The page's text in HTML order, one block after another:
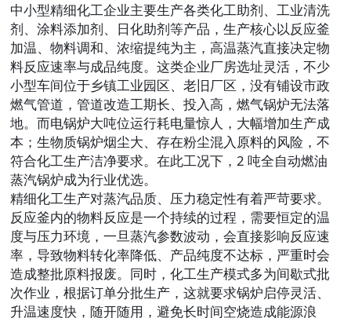
中小型精细化工企业主要生产各类化工助剂、工业清洗
剂、涂料添加剂、日化助剂等产品，生产核心以反应釜
加温、物料调和、浓缩提纯为主，高温蒸汽直接决定物
料反应速率与成品纯度。这类企业厂房选址灵活，不少
小型车间位于乡镇工业园区、老旧厂区，没有铺设市政
燃气管道，管道改造工期长、投入高，燃气锅炉无法落
地。而电锅炉大吨位运行耗电量惊人，大幅增加生产成
本；生物质锅炉烟尘大、存在粉尘混入原料的风险，不
符合化工生产洁净要求。在此工况下，2 吨全自动燃油
蒸汽锅炉成为行业优选。
精细化工生产对蒸汽品质、压力稳定性有着严苛要求。
反应釜内的物料反应是一个持续的过程，需要恒定的温
度与压力环境，一旦蒸汽参数波动，会直接影响反应速
率，导致物料转化率降低、产品纯度不达标，严重时会
造成整批原料报废。同时，化工生产模式多为间歇式批
次作业，根据订单分批生产，这就要求锅炉启停灵活、
升温速度快，随开随用，避免长时间空烧造成能源浪